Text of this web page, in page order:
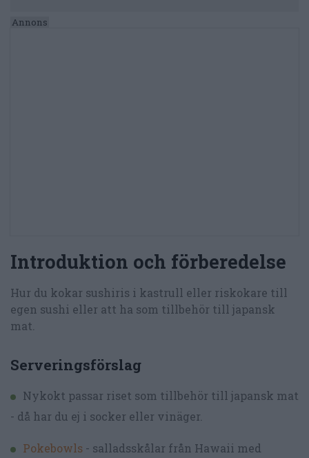
Introduktion och förberedelse
Hur du kokar sushiris i kastrull eller riskokare till
egen sushi eller att ha som tillbehör till japansk
mat.
Serveringsförslag
Nykokt passar riset som tillbehör till japansk mat
- då har du ej i socker eller vinäger.
Pokebowls - salladsskålar från Hawaii med